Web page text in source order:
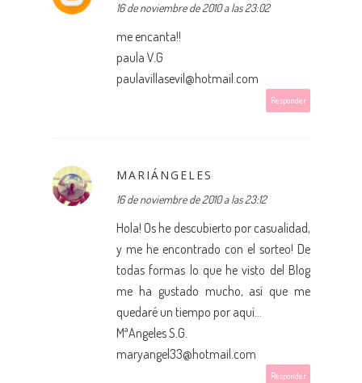
16 de noviembre de 2010 a las 23:02
me encanta!!
paula V.G
paulavillasevil@hotmail.com
Responder
MARIÁNGELES
16 de noviembre de 2010 a las 23:12
Hola! Os he descubierto por casualidad,
y me he encontrado con el sorteo! De
todas formas lo que he visto del Blog
me ha gustado mucho, así que me
quedaré un tiempo por aquí...
MªAngeles S.G.
maryangel33@hotmail.com
Responder